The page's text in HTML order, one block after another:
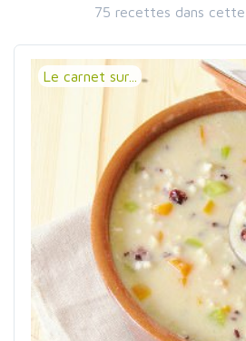
75 recettes dans
Le carnet sur...